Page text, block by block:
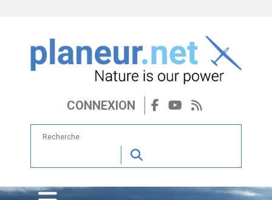
CONNEXION